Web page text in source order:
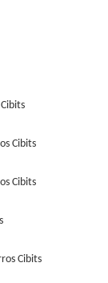
Cibits
Cibits
Cibits